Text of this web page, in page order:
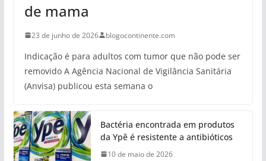
de mama
23 de junho de 2026 blogocontinente.com
Indicação é para adultos com tumor que não pode ser
removido A Agência Nacional de Vigilância Sanitária
(Anvisa) publicou esta semana o
Bactéria encontrada em produtos
da Ypê é resistente a antibióticos
10 de maio de 2026